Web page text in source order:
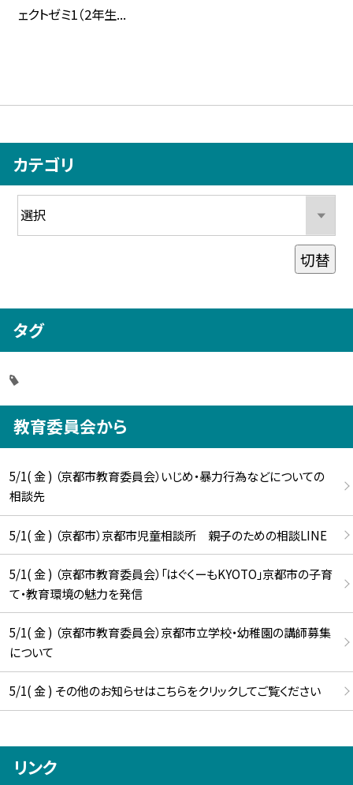
ェクトゼミ1（2年生...
カテゴリ
切替
タグ
教育委員会から
5/1( 金 ) （京都市教育委員会）いじめ・暴力行為などについての
相談先
5/1( 金 ) （京都市）京都市児童相談所 親子のための相談LINE
5/1( 金 ) （京都市教育委員会）「はぐくーもKYOTO」京都市の子育
て・教育環境の魅力を発信
5/1( 金 ) （京都市教育委員会）京都市立学校・幼稚園の講師募集
について
5/1( 金 ) その他のお知らせはこちらをクリックしてご覧ください
リンク